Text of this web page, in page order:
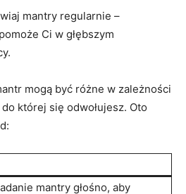
mantry regularnie –
Ci ‍w głębszym
mogą być różne w zależności
której się odwołujesz. Oto
mantry głośno, aby